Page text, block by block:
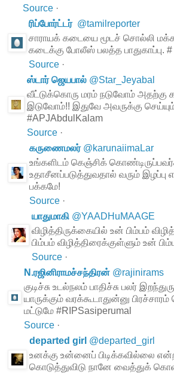
Source ·
ரிப்போர்ட்டர் @tamilreporter
சாராயக் கடையை மூடச் சொல்லி
கடைக்கு போலீஸ் பலத்த பாதுகாப்பு.
Source ·
ஸ்டார் ஜெயபால் @Star_Jeyabal
வீட்டுக்கொரு மரம் நடுவோம் அதற்கு
இடுவோம்!! இதுவே அவருக்கு
#APJAbdulKalam
Source ·
கருணைமலர் @karunaiimaLar
உங்களிடம் கெஞ்சிக்
உதாசீனப்படுத்துவதால் வரும்
பக்கமே!
Source ·
யாதுமாகி @YAADHuMAAGE
விழித்திருக்கையில் உன் பிம்பம்
பிம்பம் விழித்திரைக்குள்ளும் உன்
Source ·
N.ரஜினிராமச்சந்திரன் @rajinirams
குடிச்சு உடல்நலம் பாதிச்சு பலர்
யாருக்கும் வரக்கூடாதுன்னு
மட்டுமே #RIPSasiperumal
Source ·
departed girl @departed_girl
உனக்கு உன்னைப் பிடிக்கவில்லை
கொடுத்துவிடு நானே வைத்துக்